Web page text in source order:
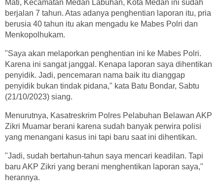
Mati, Kecamatan Medan Labuhan, Kota Medan ini sudah
berjalan 7 tahun. Atas adanya penghentian laporan itu, pria
berusia 40 tahun itu akan mengadu ke Mabes Polri dan
Menkopolhukam.
"Saya akan melaporkan penghentian ini ke Mabes Polri.
Karena ini sangat janggal. Kenapa laporan saya dihentikan
penyidik. Jadi, pencemaran nama baik itu dianggap
penyidik bukan tindak pidana," kata Batu Bondar, Sabtu
(21/10/2023) siang.
Menurutnya, Kasatreskrim Polres Pelabuhan Belawan AKP
Zikri Muamar berani karena sudah banyak perwira polisi
yang menangani kasus ini tapi baru saat ini dihentikan.
"Jadi, sudah bertahun-tahun saya mencari keadilan. Tapi
baru AKP Zikri yang berani menghentikan laporan saya,"
herannya.